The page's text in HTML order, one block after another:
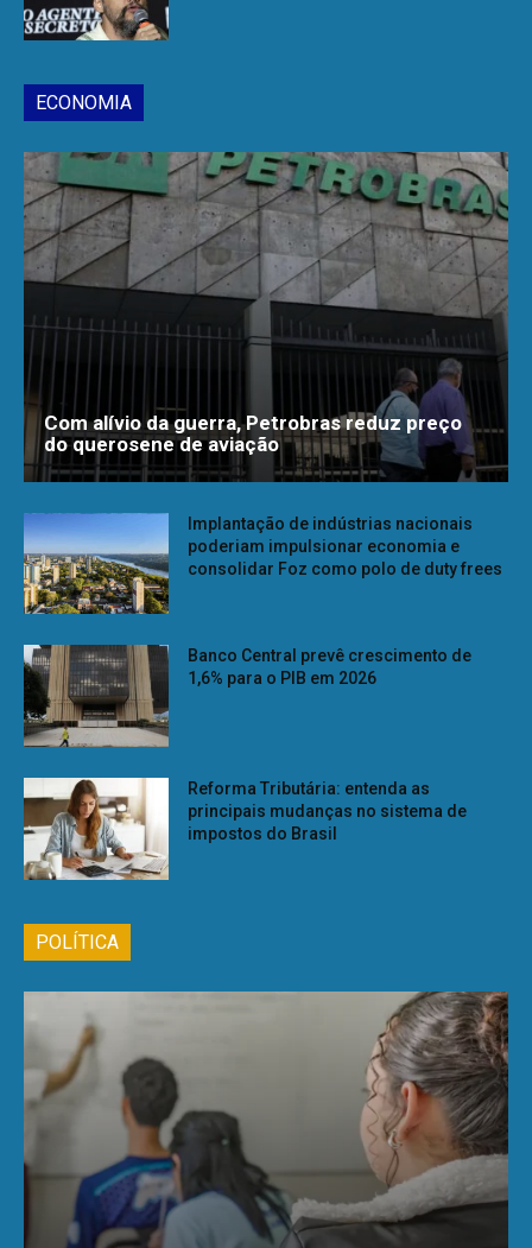
ECONOMIA
Com alívio da guerra, Petrobras reduz preço
do querosene de aviação
Implantação de indústrias nacionais
poderiam impulsionar economia e
consolidar Foz como polo de duty frees
Banco Central prevê crescimento de
1,6% para o PIB em 2026
Reforma Tributária: entenda as
principais mudanças no sistema de
impostos do Brasil
POLÍTICA